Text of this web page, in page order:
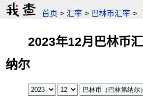
首页 >汇率 > 巴林币汇率 >
2023年12月巴林币
纳尔